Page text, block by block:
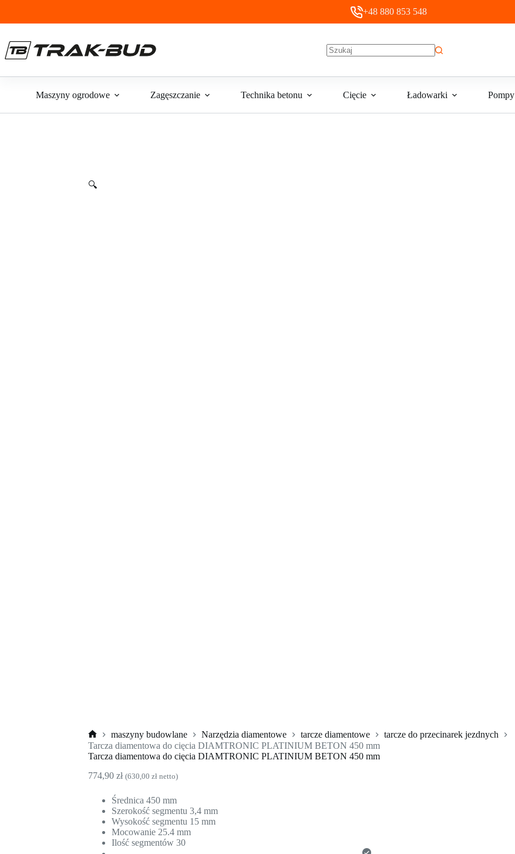
treści
+48 880 853 548
Maszyny ogrodowe Zagęszczanie Technika betonu Cięcie Ładowarki Pompy
🔍
Strona
główna
maszyny budowlane Narzędzia diamentowe tarcze diamentowe
tarcze do przecinarek jezdnych
Tarcza diamentowa do cięcia DIAMTRONIC PLATINIUM BETON 450 mm
Tarcza diamentowa do cięcia DIAMTRONIC PLATINIUM BETON 450 mm
774,90 zł (630,00 zł netto)
Średnica 450 mm
Szerokość segmentu 3,4 mm
Wysokość segmentu 15 mm
Mocowanie 25.4 mm
Ilość segmentów 30